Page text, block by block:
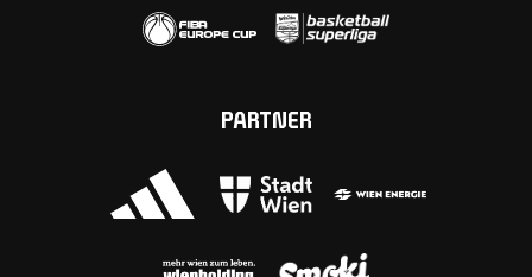
PARTNER